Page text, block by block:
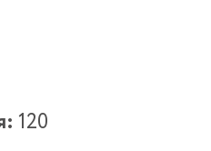
120